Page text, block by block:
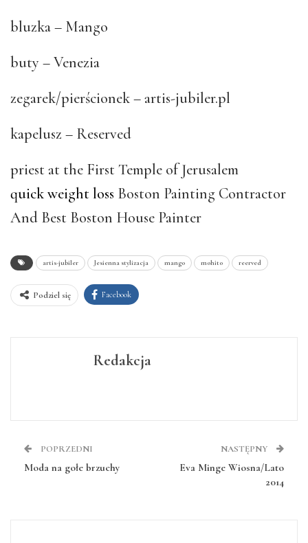
bluzka – Mango
buty – Venezia
zegarek/pierścionek – artis-jubiler.pl
kapelusz – Reserved
priest at the First Temple of Jerusalem
quick weight loss Boston Painting Contractor
And Best Boston House Painter
artis-jubiler Jesienna stylizacja mango mohito reerved
Podziel się Facebook
Redakcja
POPRZEDNI
Moda na gołe brzuchy
NASTĘPNY
Eva Minge Wiosna/Lato
2014